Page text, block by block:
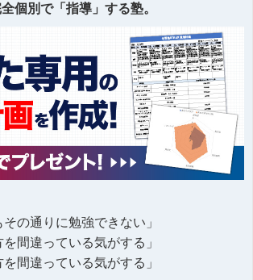
個別で「指導」する塾。
その通りに勉強できない」
を間違っている気がする」
を間違っている気がする」